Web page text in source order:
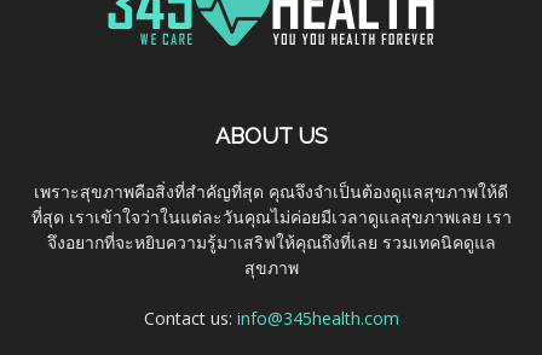
ABOUT US
เพราะสุขภาพคือสิ่งที่สำคัญที่สุด คุณจึงจำเป็นต้องดูแลสุขภาพให้ดี
ที่สุด เราเข้าใจว่าในแต่ละวันคุณไม่ค่อยมีเวลาดูแลสุขภาพเลย เรา
จึงอยากที่จะหยิบความรู้มาเสริฟให้คุณถึงที่เลย รวมเทคนิคดูแล
สุขภาพ
Contact us: info@345health.com